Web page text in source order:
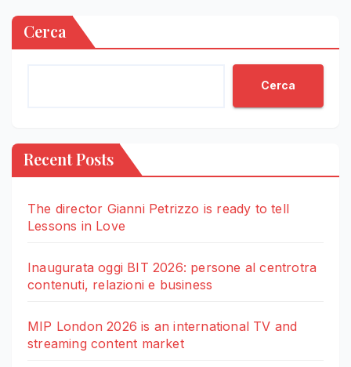
Cerca
Cerca
Recent Posts
The director Gianni Petrizzo is ready to tell
Lessons in Love
Inaugurata oggi BIT 2026: persone al centrotra
contenuti, relazioni e business
MIP London 2026 is an international TV and
streaming content market